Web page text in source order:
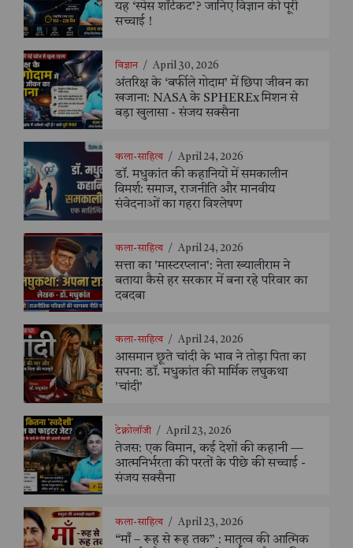
यह ‘स्पेस शॉर्टकट’? जानिए विज्ञान की पूरी
सच्चाई !
विज्ञान / April 30, 2026
अंतरिक्ष के ‘बर्फीले गोदाम’ में छिपा जीवन का
खजाना: NASA के SPHEREx मिशन से
बड़ा खुलासा - संजय सक्सैना
कला-साहित्य / April 24, 2026
डॉ. मधुकांत की कहानियों में समकालीन
विमर्श: समाज, राजनीति और मानवीय
संवेदनाओं का गहरा विश्लेषण
कला-साहित्य / April 24, 2026
सत्ता का 'मास्टरप्लान': नेता ख्यालीराम ने
बताया कैसे हर सरकार में बना रहे परिवार का
दबदबा
कला-साहित्य / April 24, 2026
आसमान छूते चांदी के भाव ने तोड़ा पिता का
सपना: डॉ. मधुकांत की मार्मिक लघुकथा
'चांदी'
टेक्नोलॉजी / April 23, 2026
तेजस: एक विमान, कई देशों की कहानी —
आत्मनिर्भरता की परतों के पीछे की सच्चाई -
संजय सक्सैना
कला-साहित्य / April 23, 2026
“माँ – रूह से रूह तक” : मातृत्व की आत्मिक